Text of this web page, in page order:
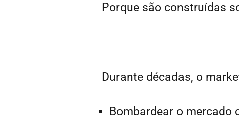
Porque são construídas
Durante décadas, o
Bombardear o mercado